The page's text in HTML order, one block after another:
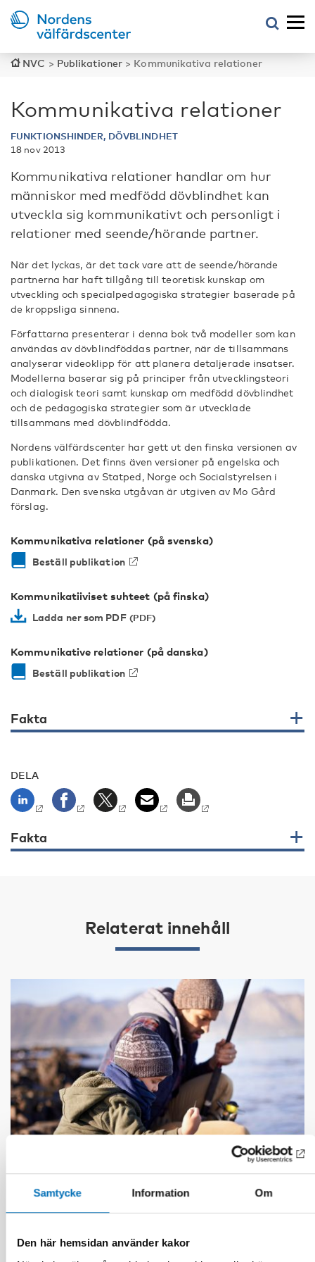
Samtycke Information Om
Den här hemsidan använder kakor
NVC > Publikationer > Kommunikativa relationer
Kommunikativa relationer
FUNKTIONSHINDER, DÖVBLINDHET
18 nov 2013
Kommunikativa relationer handlar om hur
människor med medfödd dövblindhet kan
utveckla sig kommunikativt och personligt i
relationer med seende/hörande partner.
När det lyckas, är det tack vare att de seende/hörande
partnerna har haft tillgång till teoretisk kunskap om
utveckling och specialpedagogiska strategier baserade på
de kroppsliga sinnena.
Författarna presenterar i denna bok två modeller som kan
användas av dövblindföddas partner, när de tillsammans
analyserar videoklipp för att planera detaljerade insatser.
Modellerna baserar sig på principer från utvecklingsteori
och dialogisk teori samt kunskap om medfödd dövblindhet
och de pedagogiska strategier som är utvecklade
tillsammans med dövblindfödda.
Nordens välfärdscenter har gett ut den finska versionen av
publikationen. Det finns även versioner på engelska och
danska utgivna av Statped, Norge och Socialstyrelsen i
Danmark. Den svenska utgåvan är utgiven av Mo Gård
förslag.
Kommunikativa relationer (på svenska)
Beställ publikation
Kommunikatiiviset suhteet (på finska)
Ladda ner som PDF
Kommunikative relationer (på danska)
Beställ publikation
Fakta
DELA
Fakta
Relaterat innehåll
DÖVBLINDHET
Tactile transition – experiences shared by